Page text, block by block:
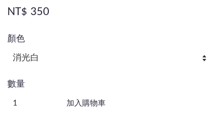
NT$ 350
顏色
數量
加入購物車